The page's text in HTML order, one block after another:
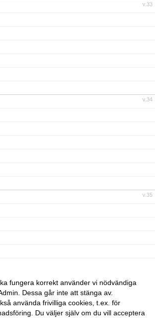
v.33
v.34
v.35
fungera korrekt använder vi nödvändiga
Dessa går inte att stänga av.
använda frivilliga cookies, t.ex. för
Du väljer själv om du vill acceptera